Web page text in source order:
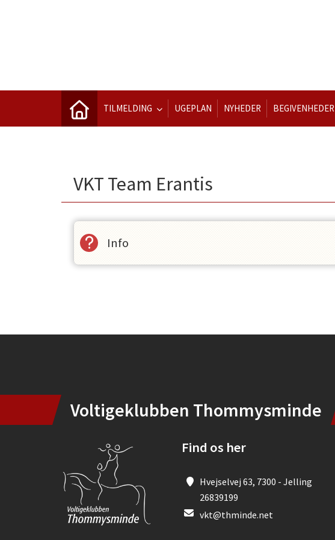
TILMELDING UGEPLAN NYHEDER BEGIVENHEDER
VKT Team Erantis
Info
Voltigeklubben Thommysminde
Find os her
Hvejselvej 63, 7300 - Jelling
26839199
vkt@thminde.net